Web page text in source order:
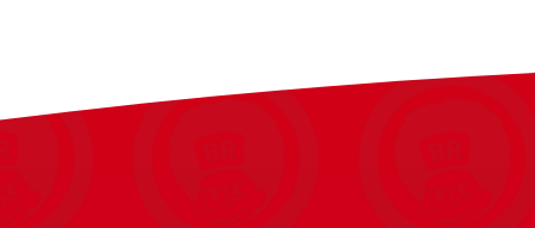
Med hele 200 farver får du et komplet udvalg af nuancer –
alkoholbaserede farver tørrer hurtigt, giver et jævnt farvelag